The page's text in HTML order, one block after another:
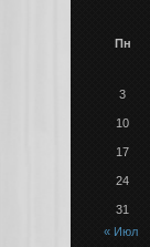
Пн
3
10
17
24
31
« Июл